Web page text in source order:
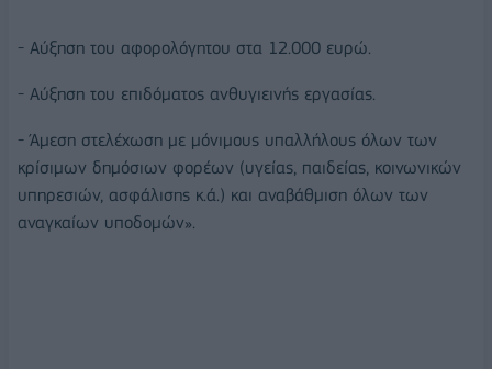
- Αύξηση του αφορολόγητου στα 12.000 ευρώ.
- Αύξηση του επιδόματος ανθυγιεινής εργασίας.
- Άμεση στελέχωση με μόνιμους υπαλλήλους όλων των
κρίσιμων δημόσιων φορέων (υγείας, παιδείας, κοινωνικών
υπηρεσιών, ασφάλισης κ.ά.) και αναβάθμιση όλων των
αναγκαίων υποδομών».